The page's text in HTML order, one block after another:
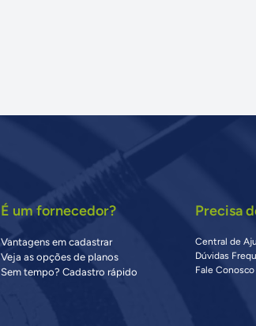
É um fornecedor?
Vantagens em cadastrar
Veja as opções de planos
Sem tempo? Cadastro rápido
Precisa
Central de
Dúvidas
Fale Conosco